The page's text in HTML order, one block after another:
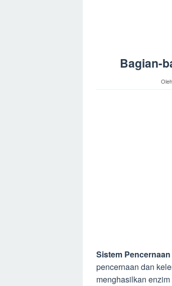
Bagian-
Oleh
Sistem
pencernaan dan
menghasilkan